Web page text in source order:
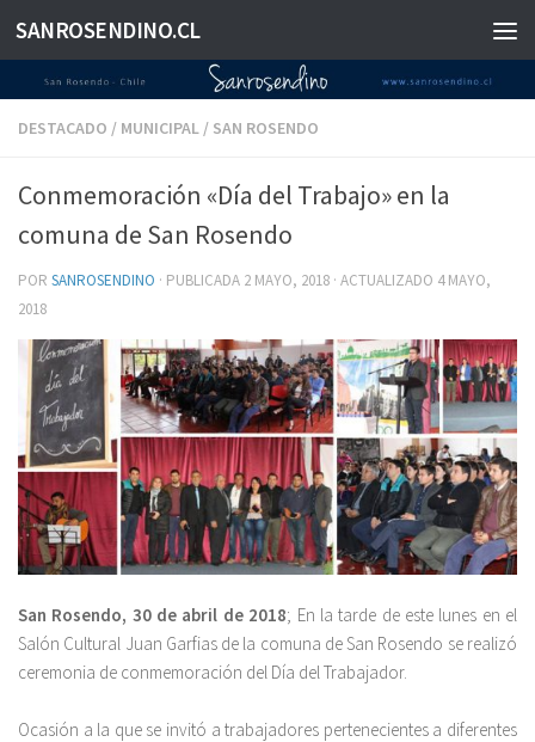
Saltar al contenido
SANROSENDINO.CL
DESTACADO / MUNICIPAL / SAN ROSENDO
Conmemoración «Día del Trabajo» en la
comuna de San Rosendo
POR SANROSENDINO · PUBLICADA 2 MAYO, 2018 · ACTUALIZADO 4 MAYO,
2018
San Rosendo, 30 de abril de 2018; En la tarde de este lunes en el
Salón Cultural Juan Garfias de la comuna de San Rosendo se realizó
ceremonia de conmemoración del Día del Trabajador.
Ocasión a la que se invitó a trabajadores pertenecientes a diferentes